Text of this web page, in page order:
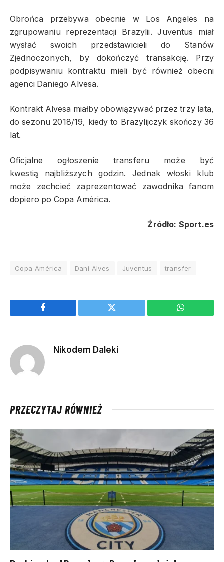
Obrońca przebywa obecnie w Los Angeles na
zgrupowaniu reprezentacji Brazylii. Juventus miał
wysłać swoich przedstawicieli do Stanów
Zjednoczonych, by dokończyć transakcję. Przy
podpisywaniu kontraktu mieli być również obecni
agenci Daniego Alvesa.
Kontrakt Alvesa miałby obowiązywać przez trzy lata,
do sezonu 2018/19, kiedy to Brazylijczyk skończy 36
lat.
Oficjalne ogłoszenie transferu może być
kwestią najbliższych godzin. Jednak włoski klub
może zechcieć zaprezentować zawodnika fanom
dopiero po Copa América.
Źródło: Sport.es
Copa América Dani Alves Juventus transfer
Facebook Twitter WhatsApp
Nikodem Daleki
PRZECZYTAJ RÓWNIEŻ